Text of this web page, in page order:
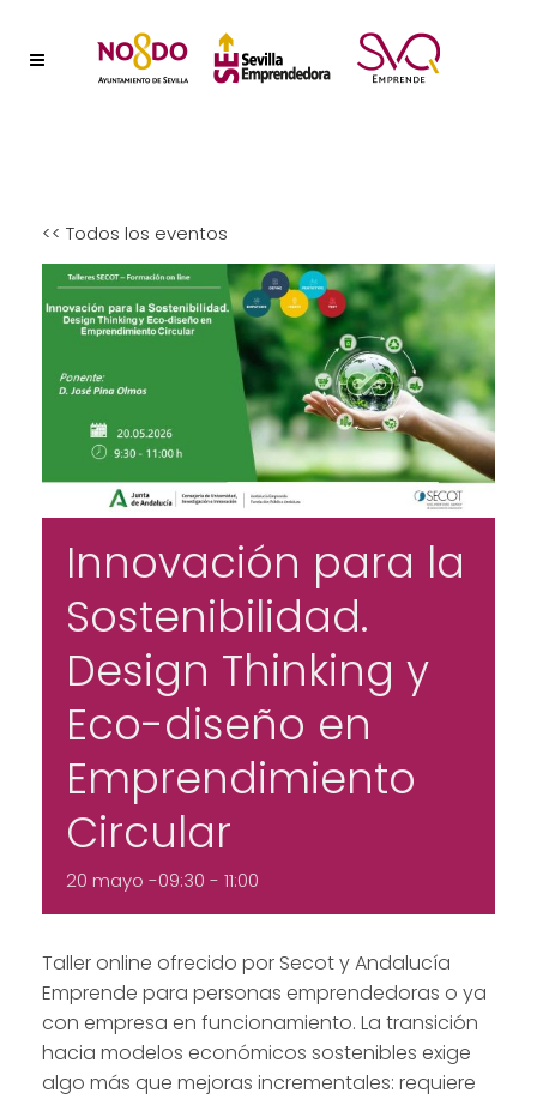
<< Todos los eventos
Innovación para la
Sostenibilidad.
Design Thinking y
Eco-diseño en
Emprendimiento
Circular
20 mayo -09:30 - 11:00
Taller online ofrecido por Secot y Andalucía
Emprende para personas emprendedoras o ya
con empresa en funcionamiento. La transición
hacia modelos económicos sostenibles exige
algo más que mejoras incrementales: requiere